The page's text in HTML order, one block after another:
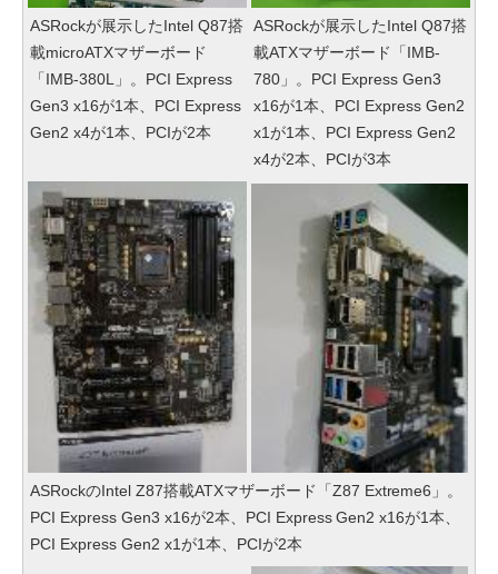
ASRockが展示したIntel Q87搭
載microATXマザーボード
「IMB-380L」。PCI Express
Gen3 x16が1本、PCI Express
Gen2 x4が1本、PCIが2本
ASRockが展示したIntel Q87搭
載ATXマザーボード「IMB-
780」。PCI Express Gen3
x16が1本、PCI Express Gen2
x1が1本、PCI Express Gen2
x4が2本、PCIが3本
ASRockのIntel Z87搭載ATXマザーボード「Z87 Extreme6」。
PCI Express Gen3 x16が2本、PCI Express Gen2 x16が1本、
PCI Express Gen2 x1が1本、PCIが2本